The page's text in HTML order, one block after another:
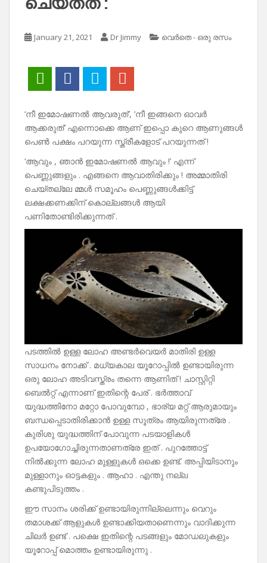
January 21, 2021 Dr Jimmy വെർതെ - ഒരു രസം
‘നീ ഇമോഷണൽ ആവരുത്’, ‘നീ ഇങ്ങനെ ഓവർ
ആക്കരുത്’ എന്നൊക്കെ ആണ് ഇപ്പൊ കുറെ ആണുങ്ങൾ
പെൺ പക്ഷം പറയുന്ന സ്ത്രീകളോട് പറയുന്നത് !
‘ആവും , ഞാൻ ഇമോഷണൽ ആവും !’ എന്ന്
പെണ്ണുങ്ങളും . എങ്ങനെ ആവാതിരിക്കും ! അമ്മാതിരി
ചെയ്തല്ലേ മ്മൾ സമൂഹം പെണ്ണുങ്ങൾക്കിട്ട്
ലക്ഷക്കണക്കിന് കൊല്ലങ്ങൾ ആയി
പണിതോണ്ടിരിക്കുന്നത് .
പടത്തിൽ ഉള്ള ലോഹ അണ്ടർവെയർ മാതിരി ഉള്ള
സാധനം നോക്ക് . മധ്യകാല യൂറോപ്പിൽ ഉണ്ടായിരുന്ന
ഒരു ലോഹ അടിവസ്ത്രം തന്നെ ആണിത് ! ചാസ്റ്റിറ്റി
ബെൽറ്റ് എന്നാണ് ഇതിന്റെ പേര് . ഭർത്താവ്
യുദ്ധത്തിനോ മറ്റോ പോവുമ്പോ , ഭാര്യ മറ്റ് ആരുമായും
ബന്ധപ്പെടാതിരിക്കാൻ ഉള്ള സൂത്രം ആയിരുന്നത്രേ .
കുരിശു യുദ്ധത്തിന് പോവുന്ന പടയാളികൾ
ഉപയോഗോച്ചിരുന്നതാണത്രേ ഇത് . പുറത്തോട്ട്
നിൽക്കുന്ന ലോഹ മുള്ളുകൾ ഒക്കെ ഉണ്ട്. അപ്പിയിടാനും
മുള്ളാനും ഓട്ടകളും . ആഹാ . എന്തു നല്ല
കണ്ടുപിടുത്തം .
ഈ സാനം ശരിക്ക് ഉണ്ടായിരുന്നില്ലെന്നും വെറും
തമാശക്ക് ആളുകൾ ഉണ്ടാക്കിയതാണെന്നും വാദിക്കുന്ന
ചിലർ ഉണ്ട് . പക്ഷെ ഇതിന്റെ പടങ്ങളും മോഡലുകളും
യൂറോപ്പ് മൊത്തം ഉണ്ടായിരുന്നു .